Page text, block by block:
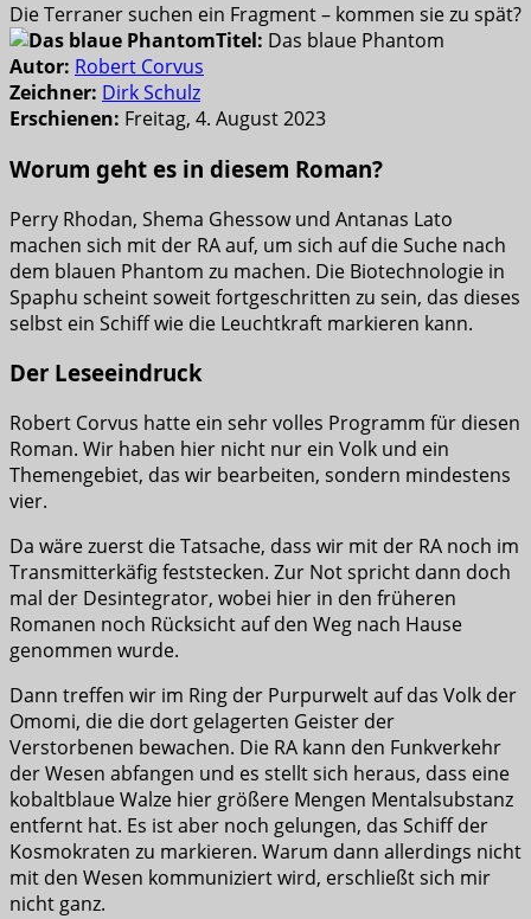
Die Terraner suchen ein Fragment – kommen sie zu spät?
Titel: Das blaue Phantom
Autor: Robert Corvus
Zeichner: Dirk Schulz
Erschienen: Freitag, 4. August 2023
Worum geht es in diesem Roman?
Perry Rhodan, Shema Ghessow und Antanas Lato
machen sich mit der RA auf, um sich auf die Suche nach
dem blauen Phantom zu machen. Die Biotechnologie in
Spaphu scheint soweit fortgeschritten zu sein, das dieses
selbst ein Schiff wie die Leuchtkraft markieren kann.
Der Leseeindruck
Robert Corvus hatte ein sehr volles Programm für diesen
Roman. Wir haben hier nicht nur ein Volk und ein
Themengebiet, das wir bearbeiten, sondern mindestens
vier.
Da wäre zuerst die Tatsache, dass wir mit der RA noch im
Transmitterkäfig feststecken. Zur Not spricht dann doch
mal der Desintegrator, wobei hier in den früheren
Romanen noch Rücksicht auf den Weg nach Hause
genommen wurde.
Dann treffen wir im Ring der Purpurwelt auf das Volk der
Omomi, die die dort gelagerten Geister der
Verstorbenen bewachen. Die RA kann den Funkverkehr
der Wesen abfangen und es stellt sich heraus, dass eine
kobaltblaue Walze hier größere Mengen Mentalsubstanz
entfernt hat. Es ist aber noch gelungen, das Schiff der
Kosmokraten zu markieren. Warum dann allerdings nicht
mit den Wesen kommuniziert wird, erschließt sich mir
nicht ganz.